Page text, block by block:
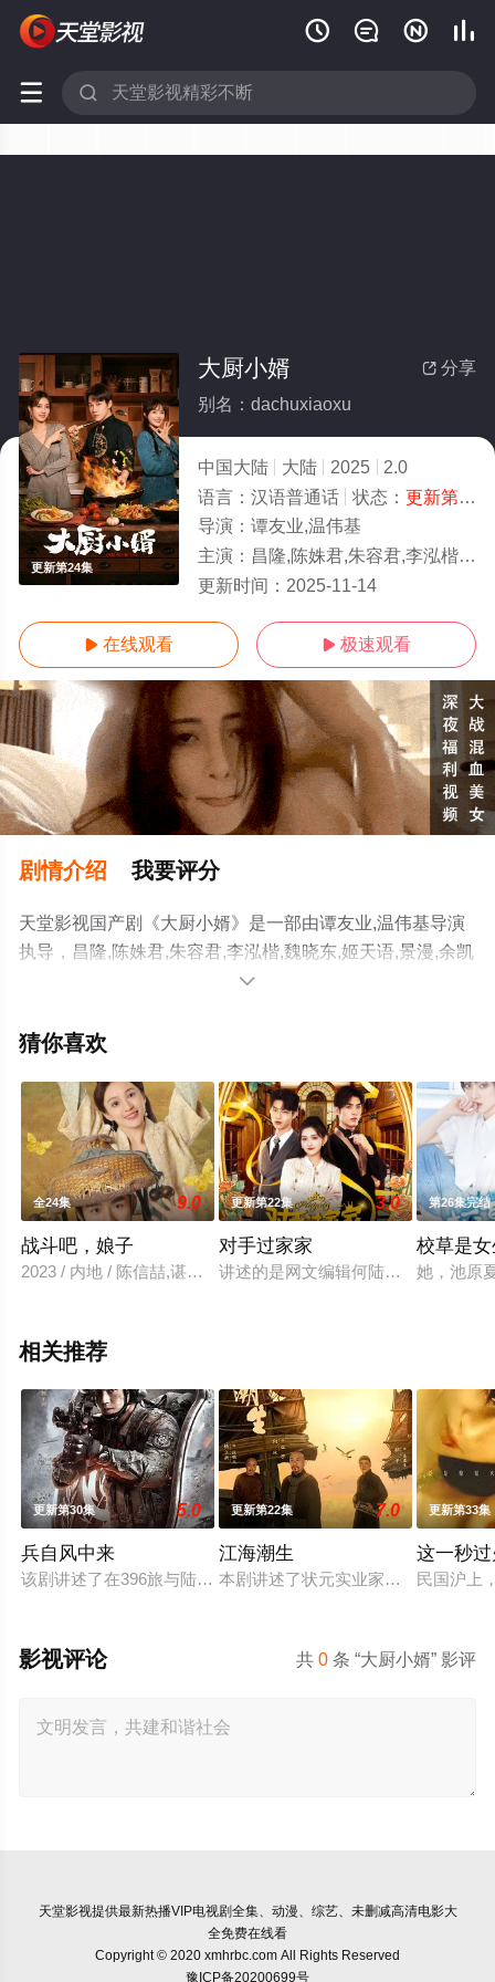
   
 
更新第24集
 分享
大厨小婿
别名：dachuxiaoxu
中国大陆 大陆 2025
2.0
语言： 汉语普通话 状态： 更新第24集
导演： 谭友业,温伟基
主演： 昌隆,陈姝君,朱容君,李泓楷,魏晓东,姬天语,景漫,余凯宁,钟灵韬,于散,王关彭,韩
更新时间： 2025-11-14
 在线观看  极速观看
剧情介绍 我要评分
天堂影视国产剧《大厨小婿》是一部由谭友业,温伟基导演
执导，昌隆,陈姝君,朱容君,李泓楷,魏晓东,姬天语,景漫,余凯
宁,钟灵韬,于散,王关彭,韩姝妹,刘骐,牟凤彬,闫佳颖等演员精
完整版电视剧全集就上天堂电影网，更多剧情信息可移步

猜你喜欢
全24集 9.0
战斗吧，娘子
2023 / 内地 / 陈信喆,谌玮琦,黄志文,刘育同
更新第22集 3.0
对手过家家
讲述的是网文编辑何陆盐和酒店创业
第26集完结
校草是
她，池原
相关推荐
更新第30集 5.0
兵自风中来
该剧讲述了在396旅与陆军步兵学院联合举办的小型军事演习中
更新第22集 7.0
江海潮生
本剧讲述了状元实业家张謇创办大生
更新第33集
这一秒
民国沪上
共0 条 “大厨小婿” 影评
影视评论
天堂影视提供最新热播VIP电视剧全集、动漫、综艺、未删减高清电影大
全免费在线看
Copyright © 2020 xmhrbc.com All Rights Reserved
豫ICP备20200699号